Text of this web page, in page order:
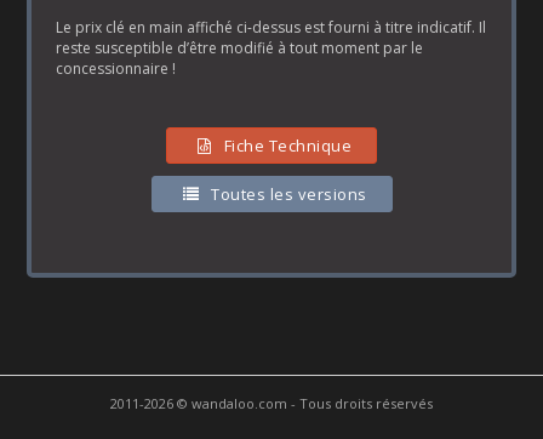
Le prix clé en main affiché ci-dessus est fourni à titre indicatif. Il
reste susceptible d’être modifié à tout moment par le
concessionnaire !
Fiche Technique
Toutes les versions
2011-2026 © wandaloo.com - Tous droits réservés